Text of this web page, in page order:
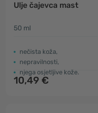
Ulje čajevca mast
50 ml
nečista koža,
nepravilnosti,
njega osjetljive kože.
10,49 €